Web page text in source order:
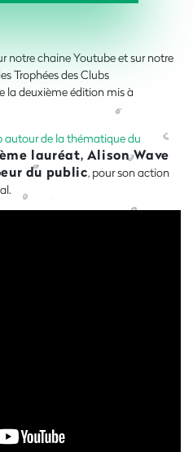
notre chaine Youtube et sur notre
Trophées des Clubs
la deuxième édition mis à
autour de la thématique du
lauréat, Alison Wave
du public, pour son action